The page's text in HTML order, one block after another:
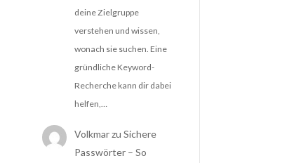
deine Zielgruppe
verstehen und wissen,
wonach sie suchen. Eine
gründliche Keyword-
Recherche kann dir dabei
helfen,…
Volkmarzu Sichere
Passwörter – So